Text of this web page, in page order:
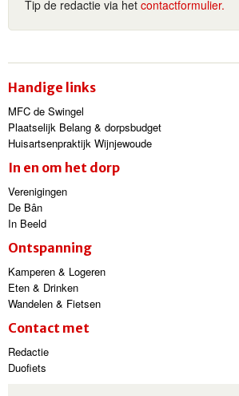
Tip de redactie via het contactformulier.
Handige links
MFC de Swingel
Plaatselijk Belang & dorpsbudget
Huisartsenpraktijk Wijnjewoude
In en om het dorp
Verenigingen
De Bân
In Beeld
Ontspanning
Kamperen & Logeren
Eten & Drinken
Wandelen & Fietsen
Contact met
Redactie
Duofiets